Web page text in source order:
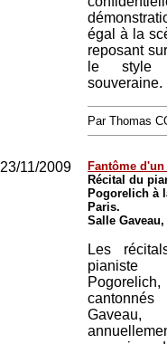
égal à la
reposant
le style
souveraine.
Par Thomas
23/11/2009
Fantôme
Récital du
Pogorelich à
Paris.
Salle
Les